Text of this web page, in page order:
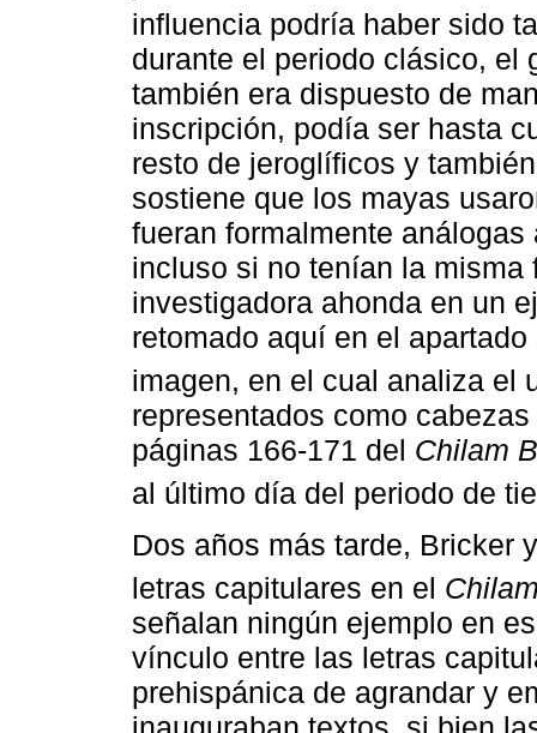
influencia podría haber sido
durante el periodo clásico, el
también era dispuesto de
inscripción, podía ser hasta
resto de jeroglíficos y
sostiene que los mayas
fueran formalmente
incluso si no tenían la
investigadora ahonda en un
retomado aquí en el
imagen, en el cual analiza el
representados como
páginas 166-171 del Chilam
al último día del periodo de
Dos años más tarde, Bricker
letras capitulares en el
señalan ningún ejemplo en
vínculo entre las letras
prehispánica de agrandar y